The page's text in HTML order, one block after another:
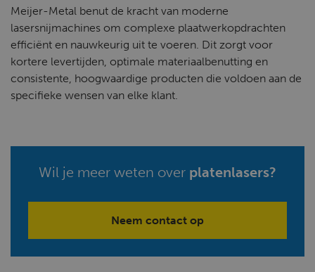
Meijer-Metal benut de kracht van moderne
lasersnijmachines om complexe plaatwerkopdrachten
efficiënt en nauwkeurig uit te voeren. Dit zorgt voor
kortere levertijden, optimale materiaalbenutting en
consistente, hoogwaardige producten die voldoen aan de
specifieke wensen van elke klant.
Wil je meer weten over platenlasers?
Neem contact op